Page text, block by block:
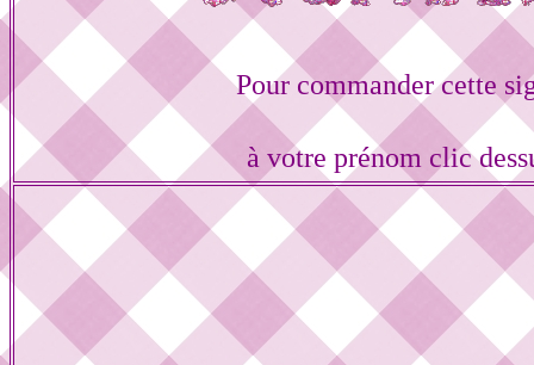
Pour commander cette
à votre prénom clic